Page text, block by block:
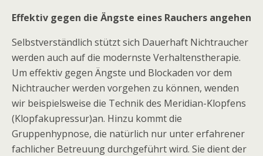
Effektiv gegen die Ängste eines Rauchers angehen
Selbstverständlich stützt sich Dauerhaft Nichtraucher
werden auch auf die modernste Verhaltenstherapie.
Um effektiv gegen Ängste und Blockaden vor dem
Nichtraucher werden vorgehen zu können, wenden
wir beispielsweise die Technik des Meridian-Klopfens
(Klopfakupressur)an. Hinzu kommt die
Gruppenhypnose, die natürlich nur unter erfahrener
fachlicher Betreuung durchgeführt wird. Sie dient der